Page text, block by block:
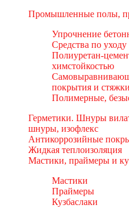
Промышленные полы,
Упрочнение
Средства по уходу
Полиуретан-
химстойкостью
покрытия и стяжки
Полимерные,
Герметики. Шнуры
шнуры, изофлекс
Антикоррозийные
Жидкая теплоизоляция
Мастики, праймеры и
Мастики
Праймеры
Кузбаслаки